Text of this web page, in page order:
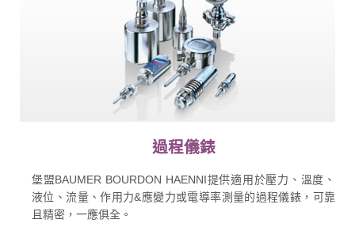
過程儀錶
堡盟BAUMER BOURDON HAENNI提供適用於壓力、溫度、
液位、流量、作用力&應變力或電導率測量的過程儀錶，可靠
且精密，一應俱全。